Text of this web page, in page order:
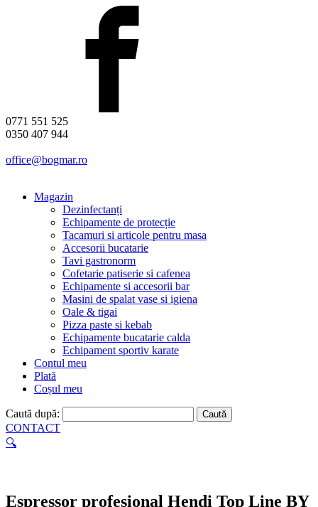
0771 551 525
0350 407 944
office@bogmar.ro
Magazin
Dezinfectanți
Echipamente de protecție
Tacamuri si articole pentru masa
Accesorii bucatarie
Tavi gastronorm
Cofetarie patiserie si cafenea
Echipamente si accesorii bar
Masini de spalat vase si igiena
Oale & tigai
Pizza paste si kebab
Echipamente bucatarie calda
Echipament sportiv karate
Contul meu
Plată
Coșul meu
Caută după:
CONTACT
🔍
Espressor profesional Hendi Top Line BY